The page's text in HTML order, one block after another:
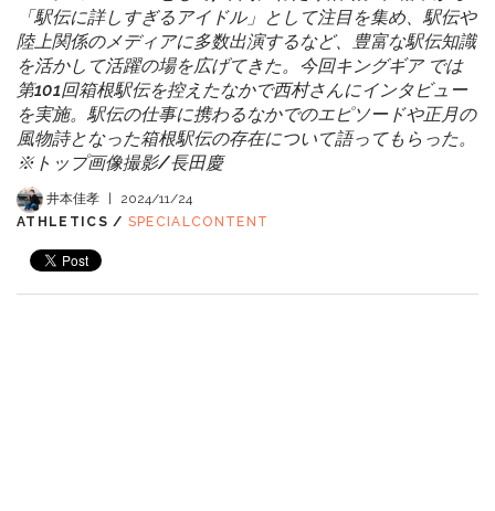
「駅伝に詳しすぎるアイドル」として注目を集め、駅伝や
陸上関係のメディアに多数出演するなど、豊富な駅伝知識
を活かして活躍の場を広げてきた。今回キングギア では
第101回箱根駅伝を控えたなかで西村さんにインタビュー
を実施。駅伝の仕事に携わるなかでのエピソードや正月の
風物詩となった箱根駅伝の存在について語ってもらった。
※トップ画像撮影/長田慶
井本佳孝 |
2024/11/24
ATHLETICS / SPECIALCONTENT